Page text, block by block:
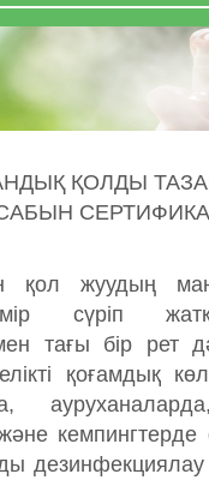
ҚОЛДЫ
қол жуудың
сүріп
тағы бір рет
қоғамдық
кемпингтерде